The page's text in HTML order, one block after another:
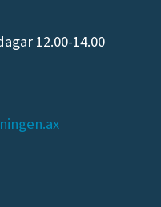
12.00-14.00